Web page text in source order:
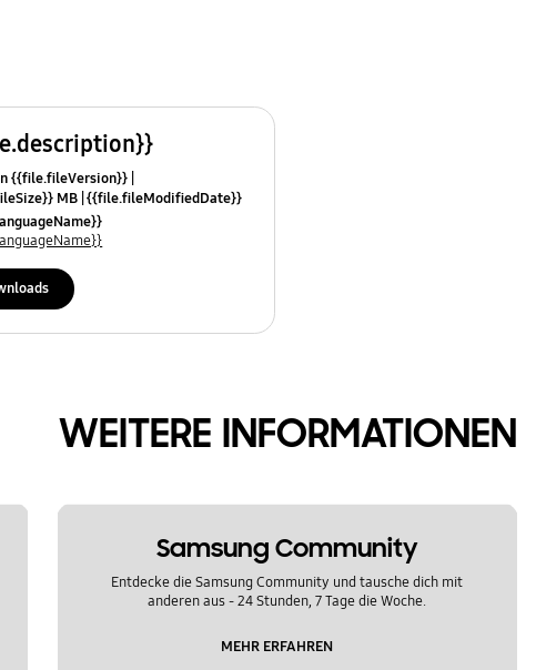
{{file.fileVersion}}
MB {{file.fileModifiedDate}}
WEITERE INFORMATIONEN
Samsung Community
Entdecke die Samsung Community und tausche dich mit
anderen aus - 24 Stunden, 7 Tage die Woche.
MEHR ERFAHREN